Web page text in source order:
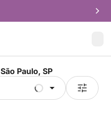
São Paulo, SP